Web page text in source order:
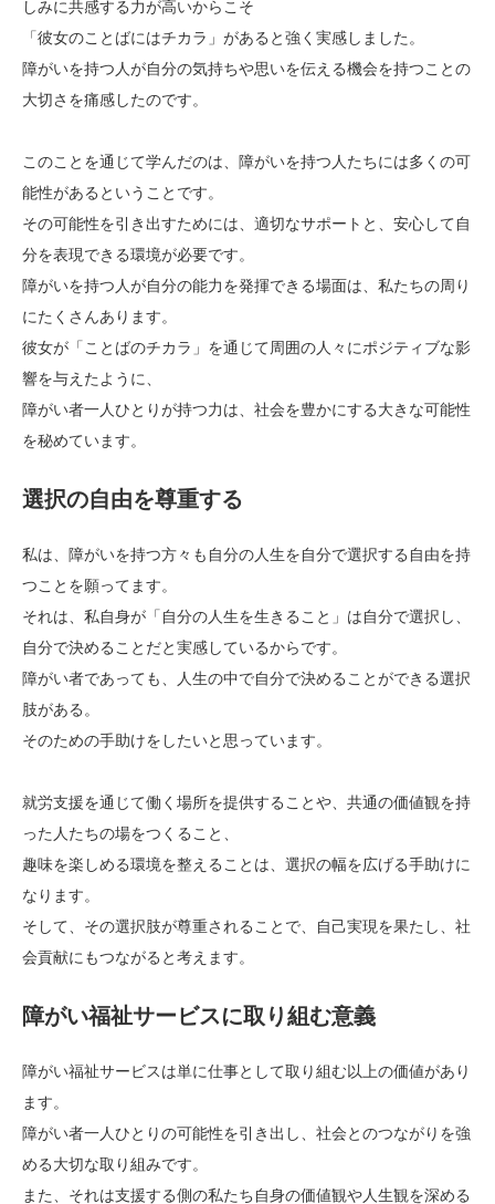
しみに共感する力が高いからこそ
「彼女のことばにはチカラ」があると強く実感しました。
障がいを持つ人が自分の気持ちや思いを伝える機会を持つことの
大切さを痛感したのです。
このことを通じて学んだのは、障がいを持つ人たちには多くの可
能性があるということです。
その可能性を引き出すためには、適切なサポートと、安心して自
分を表現できる環境が必要です。
障がいを持つ人が自分の能力を発揮できる場面は、私たちの周り
にたくさんあります。
彼女が「ことばのチカラ」を通じて周囲の人々にポジティブな影
響を与えたように、
障がい者一人ひとりが持つ力は、社会を豊かにする大きな可能性
を秘めています。
選択の自由を尊重する
私は、障がいを持つ方々も自分の人生を自分で選択する自由を持
つことを願ってます。
それは、私自身が「自分の人生を生きること」は自分で選択し、
自分で決めることだと実感しているからです。
障がい者であっても、人生の中で自分で決めることができる選択
肢がある。
そのための手助けをしたいと思っています。
就労支援を通じて働く場所を提供することや、共通の価値観を持
った人たちの場をつくること、
趣味を楽しめる環境を整えることは、選択の幅を広げる手助けに
なります。
そして、その選択肢が尊重されることで、自己実現を果たし、社
会貢献にもつながると考えます。
障がい福祉サービスに取り組む意義
障がい福祉サービスは単に仕事として取り組む以上の価値があり
ます。
障がい者一人ひとりの可能性を引き出し、社会とのつながりを強
める大切な取り組みです。
また、それは支援する側の私たち自身の価値観や人生観を深める